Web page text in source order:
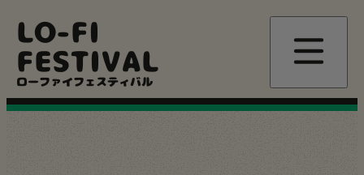
イ
ン
コ
ン
テ
LO-FI
FESTIVAL
ローファイフェスティバル